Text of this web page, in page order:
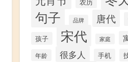
句子 品牌 唐代
孩子 宋代 家庭
年龄 很多人 手机